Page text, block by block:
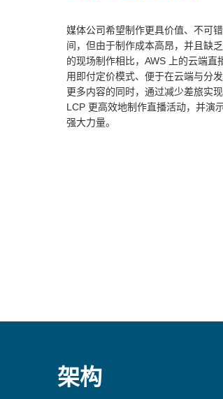
媒体公司希望制作更具价值、不可
间，但由于制作成本高昂，并且缺
的现场制作相比，AWS 上的云端
用即付定价模式、便于在云端与分
更多内容的同时，通过减少差旅实
LCP 更高效地制作直播活动，并演
强大力量。
架构